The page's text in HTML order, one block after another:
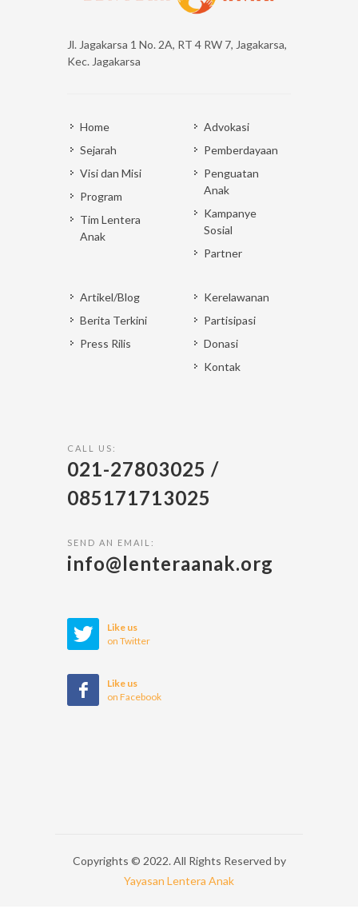
Jl. Jagakarsa 1 No. 2A, RT 4 RW 7, Jagakarsa,
Kec. Jagakarsa
Home
Sejarah
Visi dan Misi
Program
Tim Lentera
Anak
Advokasi
Pemberdayaan
Penguatan
Anak
Kampanye
Sosial
Partner
Artikel/Blog
Berita Terkini
Press Rilis
Kerelawanan
Partisipasi
Donasi
Kontak
CALL US:
021-27803025 /
085171713025
SEND AN EMAIL:
info@lenteraanak.org
Like us
on Twitter
Like us
on Facebook
Copyrights © 2022. All Rights Reserved by
Yayasan Lentera Anak